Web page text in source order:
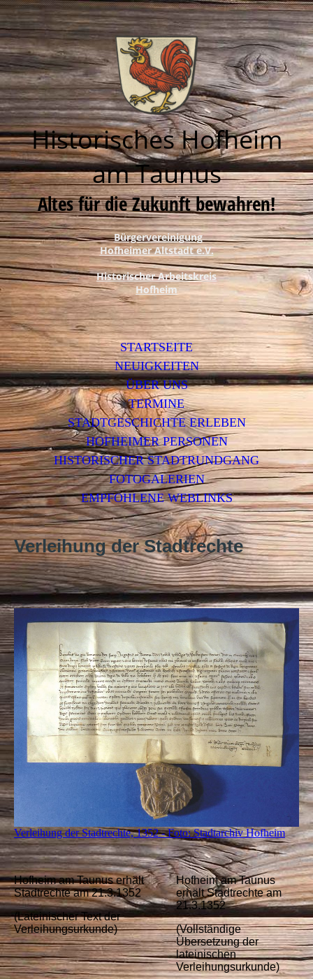
Historisches Hofheim
am Taunus
Altes für die Zukunft bewahren!
Bürgervereinigung
Hofheimer Altstadt e.V.
Historischer Arbeitskreis
Hofheim
STARTSEITE
NEUIGKEITEN
ÜBER UNS
TERMINE
STADTGESCHICHTE ERLEBEN
HOFHEIMER PERSONEN
HISTORISCHER STADTRUNDGANG
FOTOGALERIEN
EMPFOHLENE WEBLINKS
Verleihung der Stadtrechte
Verleihung der Stadtrechte, 1352 - Foto: Stadtarchiv Hofheim
Hofheim am Taunus erhält
Stadtrechte am 21.3.1352
(Lateinischer Text der
Verleihungsurkunde)
Hofheim am Taunus
erhält Stadtrechte am
21.3.1352
(Vollständige
Übersetzung der
lateinischen
Verleihungsurkunde)